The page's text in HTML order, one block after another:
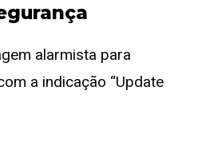
alarmista para
a indicação “Update